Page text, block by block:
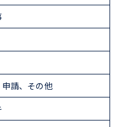
請、その他